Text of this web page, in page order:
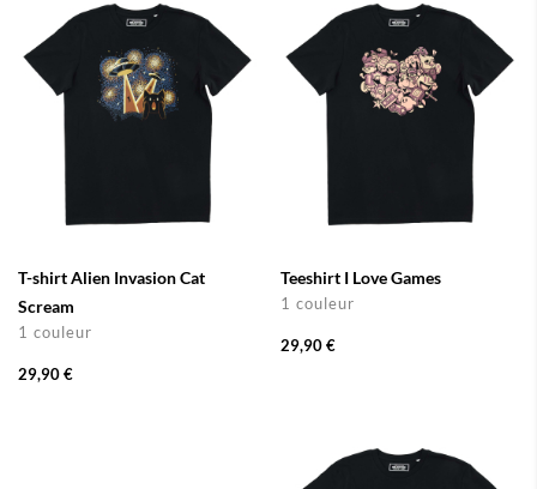
T-shirt Alien Invasion Cat
Scream
1 couleur
29,90 €
Teeshirt I Love Games
1 couleur
29,90 €